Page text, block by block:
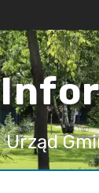
Urząd